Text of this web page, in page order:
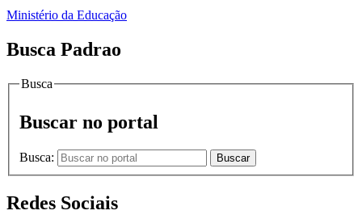
Ministério da Educação
Busca Padrao
Busca
Buscar no portal
Busca: Buscar
Redes Sociais